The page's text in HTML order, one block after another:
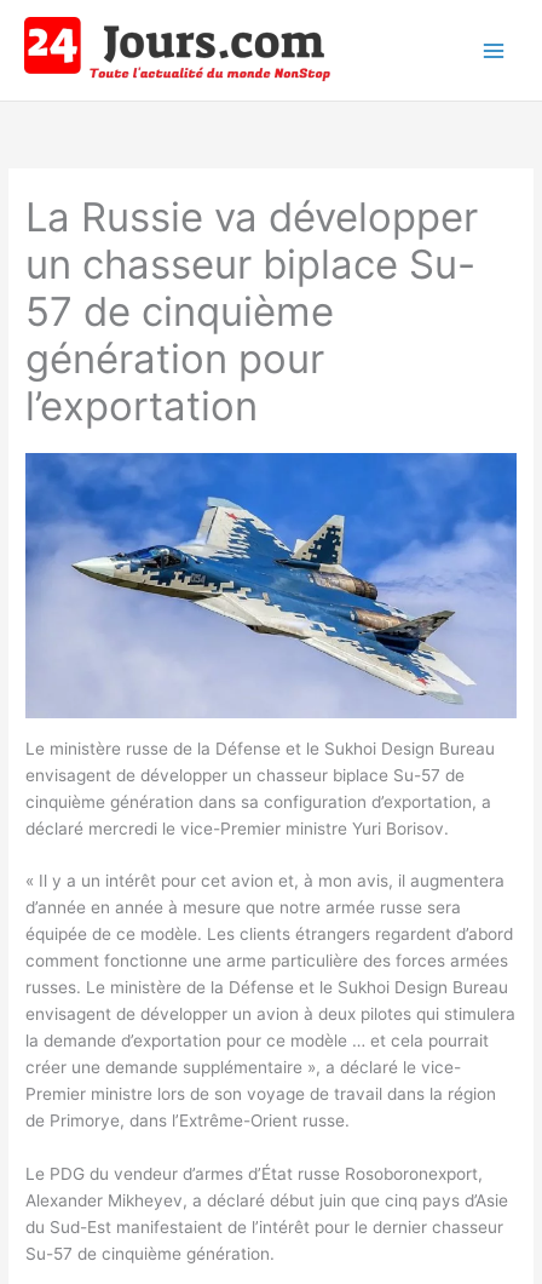
contenu
La Russie va développer
un chasseur biplace Su-
57 de cinquième
génération pour
l’exportation
Le ministère russe de la Défense et le Sukhoi Design Bureau
envisagent de développer un chasseur biplace Su-57 de
cinquième génération dans sa configuration d’exportation, a
déclaré mercredi le vice-Premier ministre Yuri Borisov.
« Il y a un intérêt pour cet avion et, à mon avis, il augmentera
d’année en année à mesure que notre armée russe sera
équipée de ce modèle. Les clients étrangers regardent d’abord
comment fonctionne une arme particulière des forces armées
russes. Le ministère de la Défense et le Sukhoi Design Bureau
envisagent de développer un avion à deux pilotes qui stimulera
la demande d’exportation pour ce modèle … et cela pourrait
créer une demande supplémentaire », a déclaré le vice-
Premier ministre lors de son voyage de travail dans la région
de Primorye, dans l’Extrême-Orient russe.
Le PDG du vendeur d’armes d’État russe Rosoboronexport,
Alexander Mikheyev, a déclaré début juin que cinq pays d’Asie
du Sud-Est manifestaient de l’intérêt pour le dernier chasseur
Su-57 de cinquième génération.